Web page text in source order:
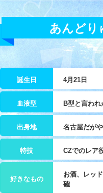
あんどり
誕生日 4月21日
血液型 B型と言われ
出身地 名古屋だがや
特技 CZでのレア
好きなもの
お酒、レッ
確